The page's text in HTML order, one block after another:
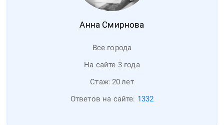
Анна Смирнова
Все города
На сайте 3 года
Стаж: 20лет
Ответов на сайте: 1332